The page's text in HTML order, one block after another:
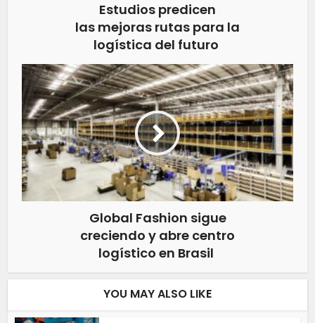
Estudios predicen
las mejoras rutas para la
logística del futuro
Global Fashion sigue
creciendo y abre centro
logístico en Brasil
YOU MAY ALSO LIKE